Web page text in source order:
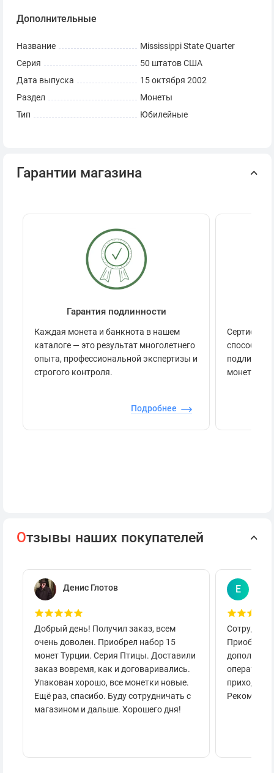
Дополнительные
Название
Mississippi State Quarter
Серия
50 штатов США
Дата выпуска
15 октября 2002
Раздел
Монеты
Тип
Юбилейные
Гарантии магазина
Гарантия подлинности
Каждая монета и банкнота в нашем
каталоге — это результат многолетнего
опыта, профессиональной экспертизы и
строгого контроля.
Подробнее
способов
монеты.
Отзывы наших покупателей
Денис Глотов
Добрый день! Получил заказ, всем
очень доволен. Приобрел набор 15
монет Турции. Серия Птицы. Доставили
заказ вовремя, как и договаривались.
Упакован хорошо, все монетки новые.
Ещё раз, спасибо. Буду сотрудничать с
магазином и дальше. Хорошего дня!
Е
приходило